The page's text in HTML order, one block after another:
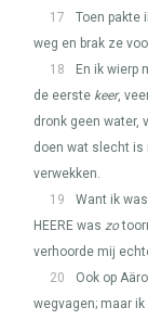
17
Toen pakte
weg en brak ze
18
En ik wierp
de eerste keer,
dronk geen water,
doen wat slecht is
verwekken.
19
Want ik
HEERE was zo
verhoorde mij
20
Ook op
wegvagen; maar